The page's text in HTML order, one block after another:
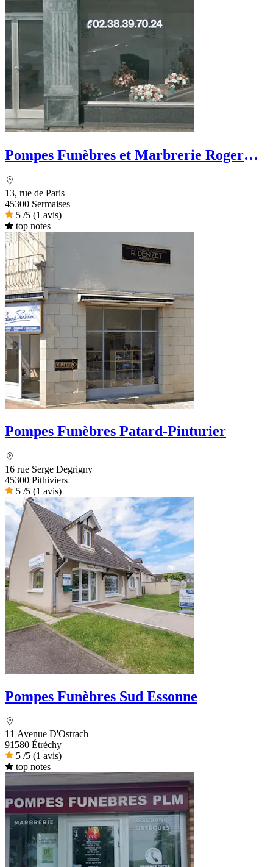
Pompes Funèbres et Marbrerie Roger
13, rue de Paris
45300 Sermaises
5 /5 (1 avis)
top notes
Pompes Funèbres Patard-Pinturier
16 rue Serge Degrigny
45300 Pithiviers
5 /5 (1 avis)
Pompes Funèbres Sud Essonne
11 Avenue D'Ostrach
91580 Étréchy
5 /5 (1 avis)
top notes